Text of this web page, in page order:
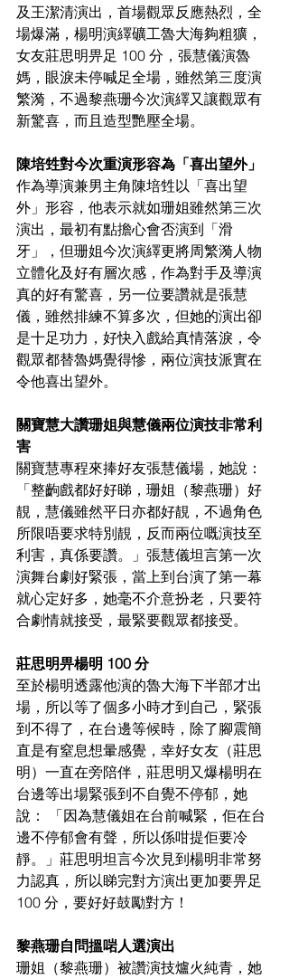
及王潔清演出，首場觀眾反應熱烈，全
場爆滿，楊明演繹礦工魯大海夠粗獷，
女友莊思明畀足 100 分，張慧儀演魯
媽，眼淚未停喊足全場，雖然第三度演
繁漪，不過黎燕珊今次演繹又讓觀眾有
新驚喜，而且造型艷壓全場。
陳培甡對今次重演形容為「喜出望外」
作為導演兼男主角陳培甡以「喜出望
外」形容，他表示就如珊姐雖然第三次
演出，最初有點擔心會否演到「滑
牙」，但珊姐今次演繹更將周繁漪人物
立體化及好有層次感，作為對手及導演
真的好有驚喜，另一位要讚就是張慧
儀，雖然排練不算多次，但她的演出卻
是十足功力，好快入戲給真情落淚，令
觀眾都替魯媽覺得慘，兩位演技派實在
令他喜出望外。
關寶慧大讚珊姐與慧儀兩位演技非常利
害
關寶慧專程來捧好友張慧儀場，她說：
「整齣戲都好好睇，珊姐（黎燕珊）好
靚，慧儀雖然平日亦都好靚，不過角色
所限唔要求特別靚，反而兩位嘅演技至
利害，真係要讚。」張慧儀坦言第一次
演舞台劇好緊張，當上到台演了第一幕
就心定好多，她毫不介意扮老，只要符
合劇情就接受，最緊要觀眾都接受。
莊思明畀楊明 100 分
至於楊明透露他演的魯大海下半部才出
場，所以等了個多小時才到自己，緊張
到不得了，在台邊等候時，除了腳震簡
直是有窒息想暈感覺，幸好女友（莊思
明）一直在旁陪伴，莊思明又爆楊明在
台邊等出場緊張到不自覺不停郁，她
說： 「因為慧儀姐在台前喊緊，佢在台
邊不停郁會有聲，所以係咁提佢要冷
靜。」莊思明坦言今次見到楊明非常努
力認真，所以睇完對方演出更加要畀足
100 分，要好好鼓勵對方！
黎燕珊自問搵啱人選演出
珊姐（黎燕珊）被讚演技爐火純青，她